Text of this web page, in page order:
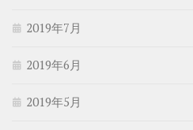
2019年7月
2019年6月
2019年5月